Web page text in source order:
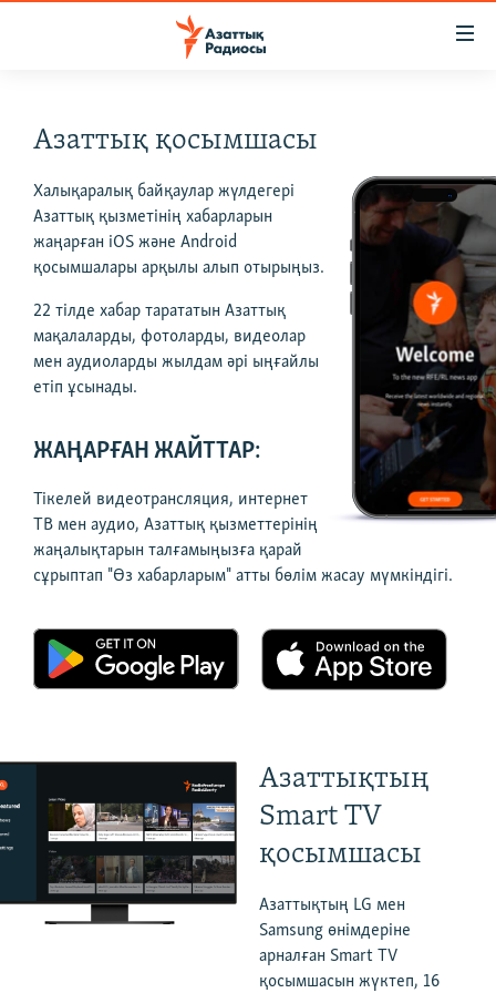
main
Skip
main
Navigation
Skip
Search
AZATTYQTV
ҚАҢТАР ОҚИҒАСЫ
АДАМ ҚҰҚЫҚТАРЫ
ӘЛЕУМЕТ
ӘЛЕМ
АРНАЙЫ ЖОБАЛАР
Русский
ЖАЗЫЛЫҢЫЗ
Азаттық қосымшасы
Халықаралық байқаулар жүлдегері
Азаттық қызметінің хабарларын
жаңарған iOS және Android
қосымшалары арқылы алып отырыңыз.
22 тілде хабар тарататын Азаттық
мақалаларды, фотоларды, видеолар
мен аудиоларды жылдам әрі ыңғайлы
етіп ұсынады.
ЖАҢАРҒАН ЖАЙТТАР:
Тікелей видеотрансляция, интернет
ТВ мен аудио, Азаттық қызметтерінің
жаңалықтарын талғамыңызға қарай
сұрыптап "Өз хабарларым" атты бөлім жасау мүмкіндігі.
Азаттықтың
Smart TV
қосымшасы
Азаттықтың LG мен
Samsung өнімдеріне
арналған Smart TV
қосымшасын жүктеп, 16